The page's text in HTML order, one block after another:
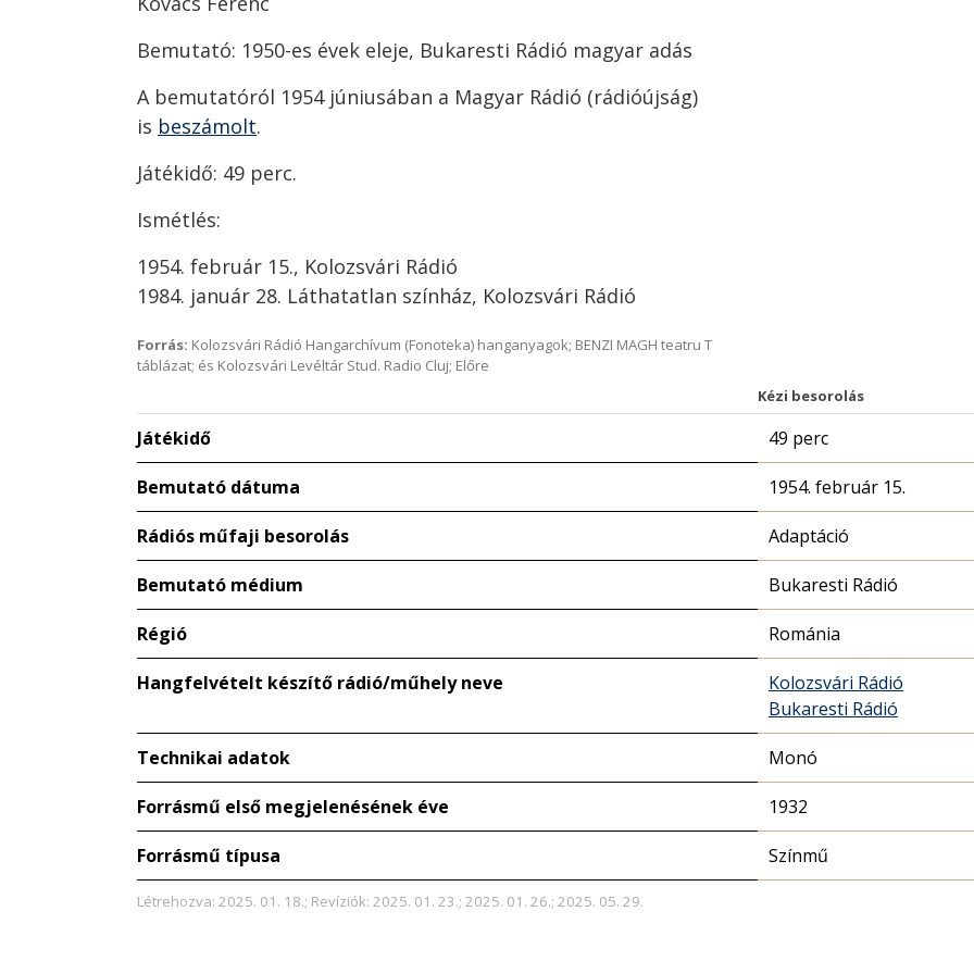
Bemutató: 1950-es évek eleje, Bukaresti Rádió magyar adás
A bemutatóról 1954 júniusában a Magyar Rádió (rádióújság)
is beszámolt.
Játékidő: 49 perc.
Ismétlés:
1954. február 15., Kolozsvári Rádió
1984. január 28. Láthatatlan színház, Kolozsvári Rádió
Forrás: Kolozsvári Rádió Hangarchívum (Fonoteka) hanganyagok; BENZI MAGH teatru T
táblázat; és Kolozsvári Levéltár Stud. Radio Cluj; Előre
Kézi besorolás
Játékidő 49 perc
Bemutató dátuma 1954. február 15.
Rádiós műfaji besorolás Adaptáció
Bemutató médium Bukaresti Rádió
Régió Románia
Hangfelvételt készítő rádió/műhely neve
Kolozsvári Rádió
Bukaresti Rádió
Technikai adatok Monó
Forrásmű első megjelenésének éve 1932
Forrásmű típusa Színmű
Létrehozva: 2025. 01. 18.; Revíziók: 2025. 01. 23.; 2025. 01. 26.; 2025. 05. 29.